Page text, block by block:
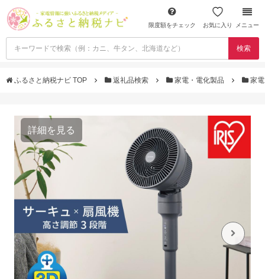
限度額をチェック お気に入り メニュー
検索
ふるさと納税ナビ TOP 返礼品検索 家電・電化製品 家電
詳細を見る